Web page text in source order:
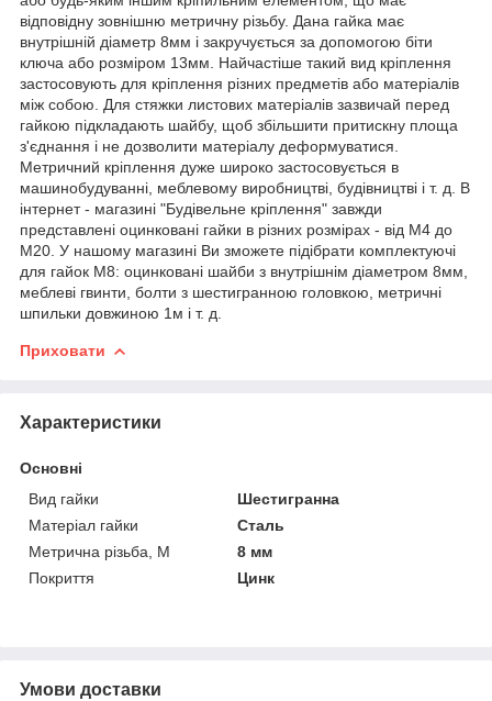
відповідну зовнішню метричну різьбу. Дана гайка має
внутрішній діаметр 8мм і закручується за допомогою біти
ключа або розміром 13мм. Найчастіше такий вид кріплення
застосовують для кріплення різних предметів або матеріалів
між собою. Для стяжки листових матеріалів зазвичай перед
гайкою підкладають шайбу, щоб збільшити притискну площа
з'єднання і не дозволити матеріалу деформуватися.
Метричний кріплення дуже широко застосовується в
машинобудуванні, меблевому виробництві, будівництві і т. д. В
інтернет - магазині "Будівельне кріплення" завжди
представлені оцинковані гайки в різних розмірах - від М4 до
М20. У нашому магазині Ви зможете підібрати комплектуючі
для гайок М8: оцинковані шайби з внутрішнім діаметром 8мм,
меблеві гвинти, болти з шестигранною головкою, метричні
шпильки довжиною 1м і т. д.
Приховати
Характеристики
Основні
Вид гайки
Шестигранна
Матеріал гайки
Сталь
Метрична різьба, М
8 мм
Покриття
Цинк
Умови доставки